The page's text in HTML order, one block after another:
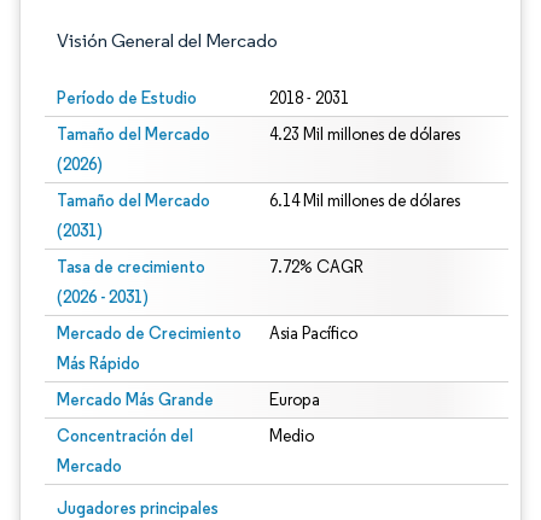
Visión General del Mercado
Período de Estudio 2018 - 2031
Tamaño del Mercado
(2026)
4.23 Mil millones de dólares
Tamaño del Mercado
(2031)
6.14 Mil millones de dólares
Tasa de crecimiento
(2026 - 2031)
7.72% CAGR
Mercado de Crecimiento
Más Rápido
Asia Pacífico
Mercado Más Grande Europa
Concentración del
Mercado
Medio
Jugadores principales
Imagen © Mordor Intelligence. El uso requiere atribución según CC BY 4.0.